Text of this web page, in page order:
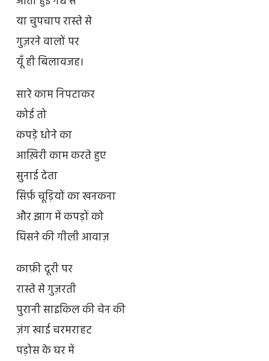
या चुपचाप रास्ते से
गुज़रने वालों पर
यूँ ही बिलावजह।
सारे काम निपटाकर
कोई तो
कपड़े धोने का
आख़िरी काम करते हुए
सुनाई देता
सिर्फ़ चूड़ियों का खनकना
और झाग में कपड़ों को
घिसने की गीली आवाज़
काफ़ी दूरी पर
रास्ते से गुज़रती
पुरानी साइकिल की चेन की
ज़ंग खाई चरमराहट
पड़ोस के घर में